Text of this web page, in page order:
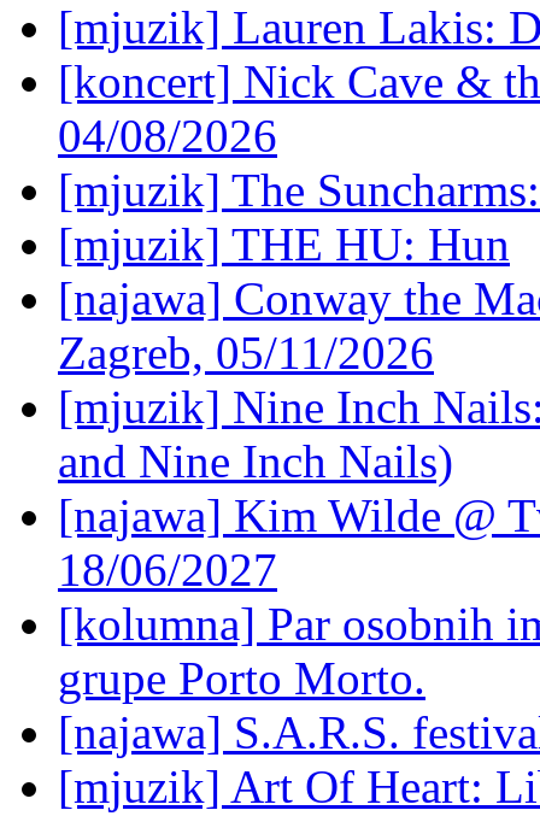
[mjuzik] Lauren Lakis:
[koncert] Nick Cave &
04/08/2026
[mjuzik] The
[mjuzik] THE HU: Hun
[najawa] Conway the
Zagreb, 05/11/2026
[mjuzik] Nine Inch
and Nine Inch Nails)
[najawa] Kim Wilde @
18/06/2027
[kolumna] Par osobnih
grupe Porto Morto.
[najawa] S.A.R.S.
[mjuzik] Art Of Heart: